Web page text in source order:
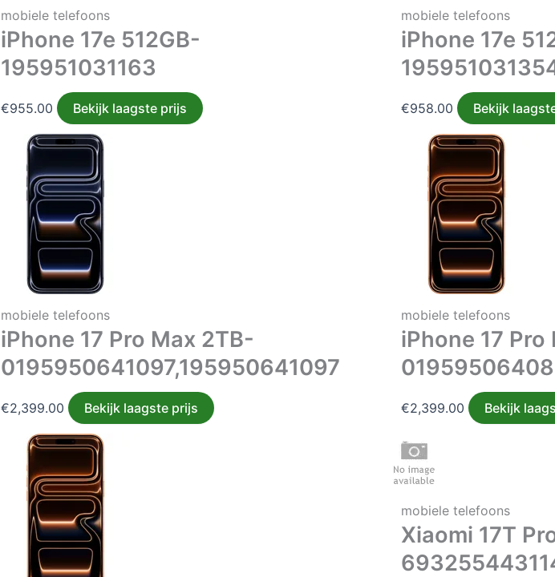
mobiele telefoons
iPhone 17e 512GB-
195951031163
€955.00 Bekijk laagste prijs
mobiele telefoons
iPhone 17e
€958.00 Bekijk
mobiele telefoons
iPhone 17 Pro Max 2TB-
0195950641097,195950641097
€2,399.00 Bekijk laagste prijs
mobiele telefoons
iPhone 17
€2,399.00 Bekijk
mobiele telefoons
Xiaomi 17T